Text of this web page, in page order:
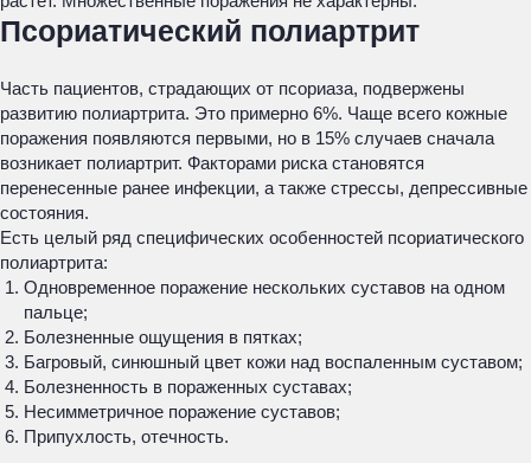
Псориатический полиартрит
Часть пациентов, страдающих от псориаза, подвержены
развитию полиартрита. Это примерно 6%. Чаще всего кожные
поражения появляются первыми, но в 15% случаев сначала
возникает полиартрит. Факторами риска становятся
перенесенные ранее инфекции, а также стрессы, депрессивные
состояния.
Есть целый ряд специфических особенностей псориатического
полиартрита:
Одновременное поражение нескольких суставов на одном
пальце;
Болезненные ощущения в пятках;
Багровый, синюшный цвет кожи над воспаленным суставом;
Болезненность в пораженных суставах;
Несимметричное поражение суставов;
Припухлость, отечность.